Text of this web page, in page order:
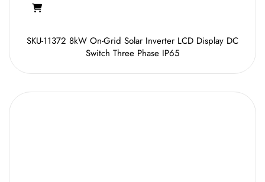
SKU-11372 8kW On-Grid Solar Inverter LCD Display DC
Switch Three Phase IP65